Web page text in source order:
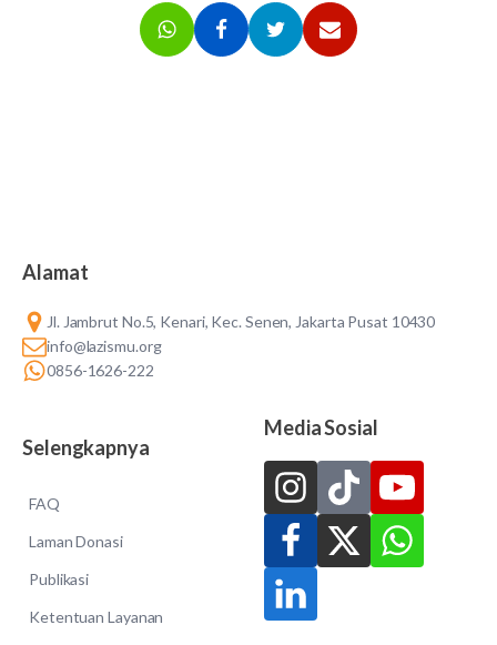
Alamat
Jl. Jambrut No.5, Kenari, Kec. Senen, Jakarta Pusat 10430
info@lazismu.org
0856-1626-222
Selengkapnya
FAQ
Laman Donasi
Publikasi
Ketentuan Layanan
Media Sosial